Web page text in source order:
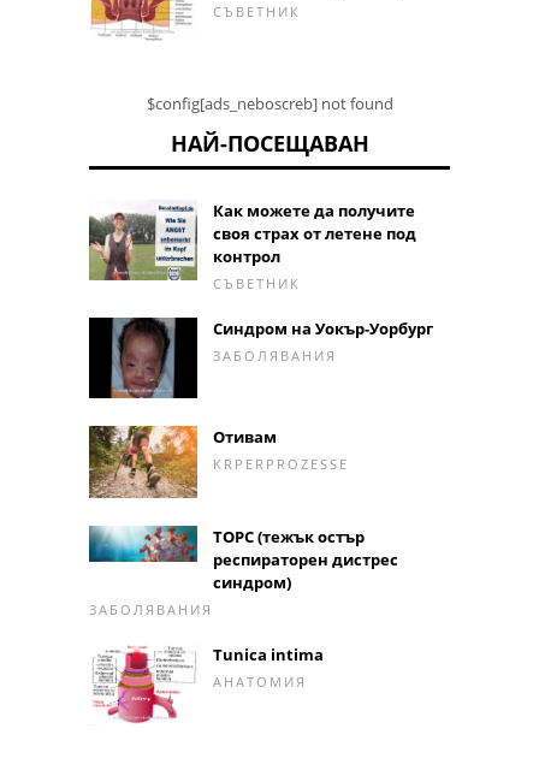
СЪВЕТНИК
$config[ads_neboscreb] not found
НАЙ-ПОСЕЩАВАН
Как можете да получите
своя страх от летене под
контрол
СЪВЕТНИК
Синдром на Уокър-Уорбург
ЗАБОЛЯВАНИЯ
Отивам
KRPERPROZESSE
ТОРС (тежък остър
респираторен дистрес
синдром)
ЗАБОЛЯВАНИЯ
Tunica intima
АНАТОМИЯ